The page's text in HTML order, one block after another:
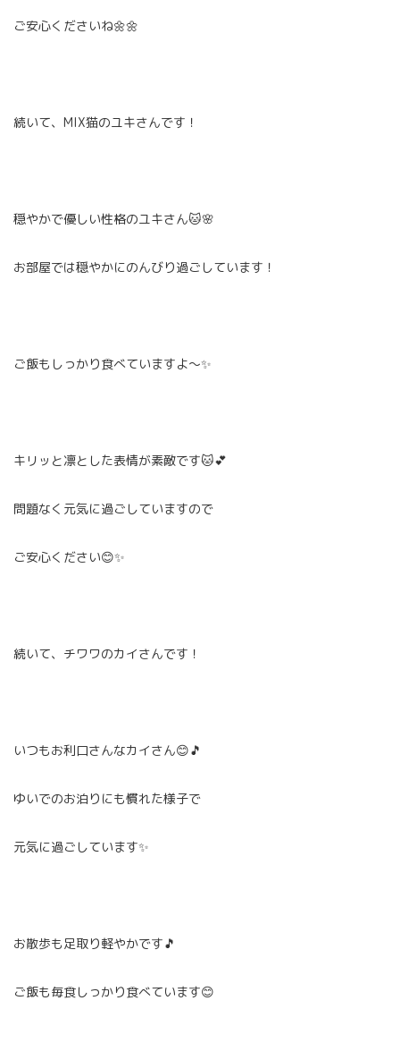
ご安心くださいね🌼🌼
続いて、MIX猫のユキさんです！
穏やかで優しい性格のユキさん🐱🌸
お部屋では穏やかにのんびり過ごしています！
ご飯もしっかり食べていますよ～✨
キリッと凛とした表情が素敵です🐱💕
問題なく元気に過ごしていますので
ご安心ください😊✨
続いて、チワワのカイさんです！
いつもお利口さんなカイさん😊🎵
ゆいでのお泊りにも慣れた様子で
元気に過ごしています✨
お散歩も足取り軽やかです🎵
ご飯も毎食しっかり食べています😊